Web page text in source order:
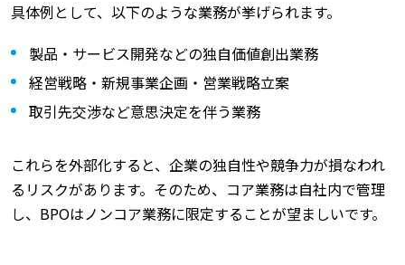
具体例として、以下のような業務が挙げられます。
製品・サービス開発などの独自価値創出業務
経営戦略・新規事業企画・営業戦略立案
取引先交渉など意思決定を伴う業務
これらを外部化すると、企業の独自性や競争力が損なわれ
るリスクがあります。そのため、コア業務は自社内で管理
し、BPOはノンコア業務に限定することが望ましいです。